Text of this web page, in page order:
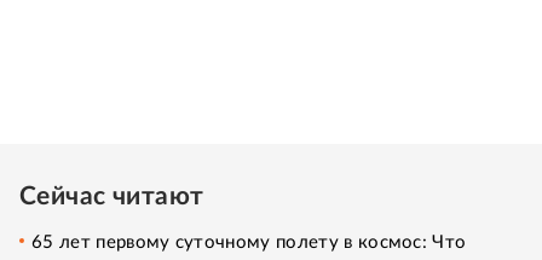
Сейчас читают
65 лет первому суточному полету в космос: Что